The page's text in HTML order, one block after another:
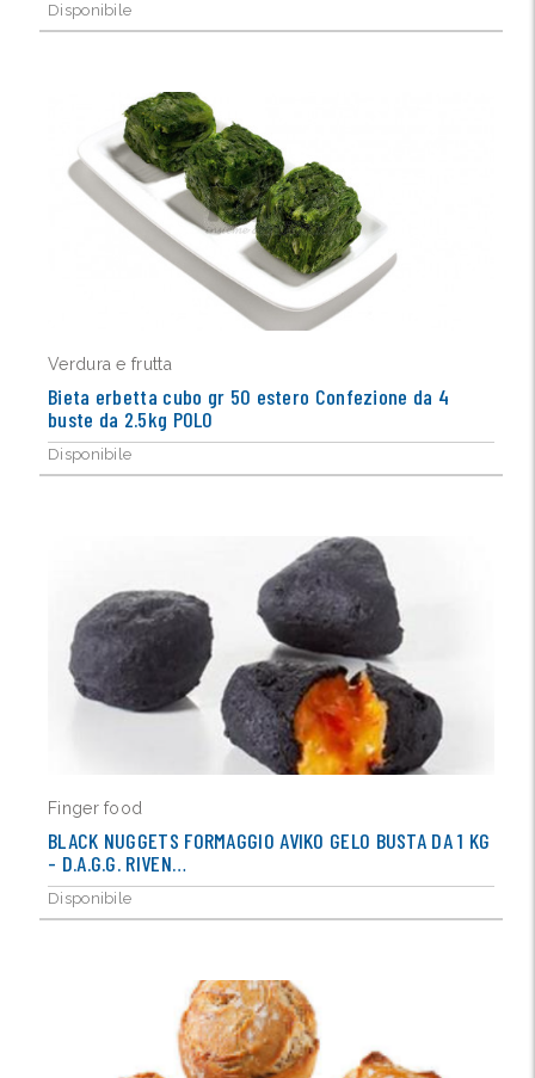
Disponibile
Verdura e frutta
Bieta erbetta cubo gr 50 estero Confezione da 4
buste da 2.5kg POLO
Disponibile
Finger food
BLACK NUGGETS FORMAGGIO AVIKO GELO BUSTA DA 1 KG
- D.A.G.G. RIVEN…
Disponibile